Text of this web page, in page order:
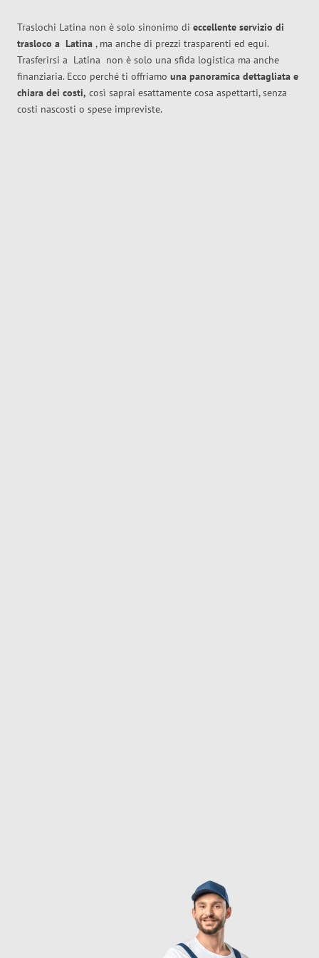
Traslochi Latina non è solo sinonimo di eccellente servizio di
trasloco a Latina , ma anche di prezzi trasparenti ed equi.
Trasferirsi a Latina non è solo una sfida logistica ma anche
finanziaria. Ecco perché ti offriamo una panoramica dettagliata e
chiara dei costi, così saprai esattamente cosa aspettarti, senza
costi nascosti o spese impreviste.